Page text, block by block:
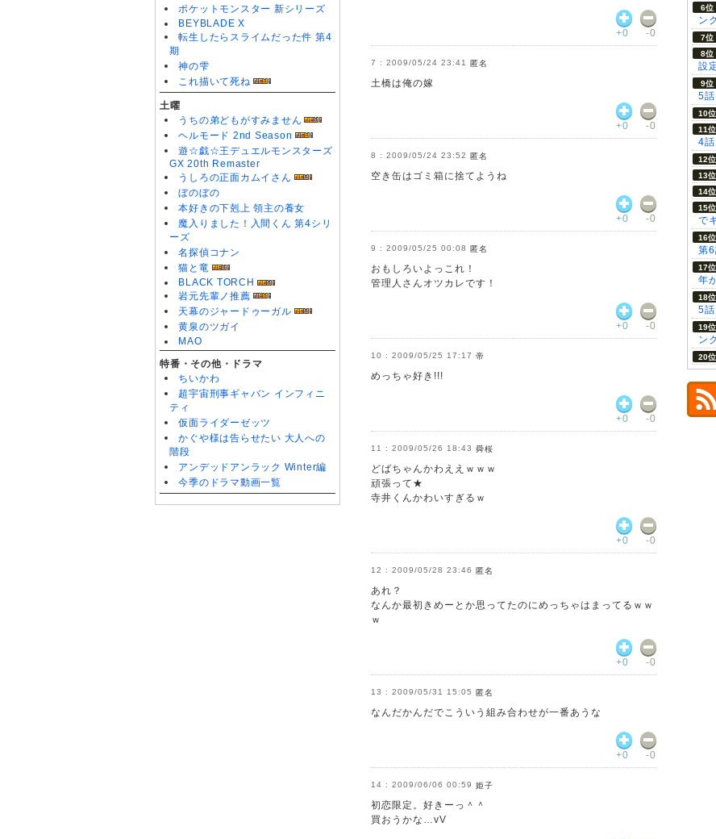
ポケットモンスター 新シリーズ
BEYBLADE X
転生したらスライムだった件 第4
期
神の雫
これ描いて死ね
土曜
うちの弟どもがすみません
ヘルモード 2nd Season
遊☆戯☆王デュエルモンスターズ
GX 20th Remaster
うしろの正面カムイさん
ぼのぼの
本好きの下剋上 領主の養女
魔入りました！入間くん 第4シリ
ーズ
名探偵コナン
猫と竜
BLACK TORCH
岩元先輩ノ推薦
天幕のジャードゥーガル
黄泉のツガイ
MAO
特番・その他・ドラマ
ちいかわ
超宇宙刑事ギャバン インフィニ
ティ
仮面ライダーゼッツ
かぐや様は告らせたい 大人への
階段
アンデッドアンラック Winter編
今季のドラマ動画一覧
+0 -0
2009/05/24 23:41 匿名
土橋は俺の嫁
+0 -0
2009/05/24 23:52 匿名
空き缶はゴミ箱に捨てようね
+0 -0
2009/05/25 00:08 匿名
おもしろいよっこれ！
管理人さんオツカレです！
+0 -0
2009/05/25 17:17 帝
めっちゃ好き!!!
+0 -0
2009/05/26 18:43 舜桜
どばちゃんかわええｗｗｗ
頑張って★
寺井くんかわいすぎるｗ
+0 -0
2009/05/28 23:46 匿名
あれ？
なんか最初きめーとか思ってたのにめっちゃはまってるｗｗ
ｗ
+0 -0
2009/05/31 15:05 匿名
なんだかんだでこういう組み合わせが一番あうな
+0 -0
2009/06/06 00:59 姫子
初恋限定。好きーっ＾＾
買おうかな…vV
ン
設
5話
4話
で
第
年
5話
ン